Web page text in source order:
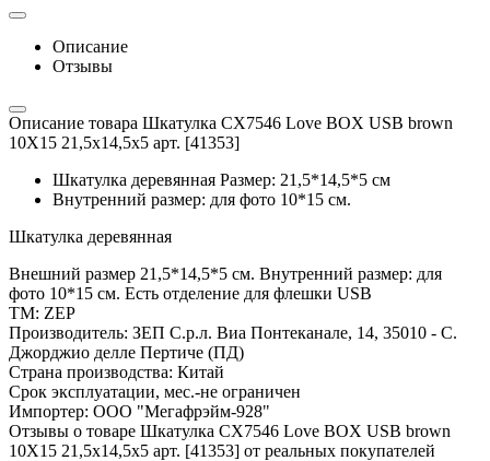
Описание
Отзывы
Описание товара Шкатулка CX7546 Love BOX USB brown
10X15 21,5x14,5x5 арт. [41353]
Шкатулка деревянная Размер: 21,5*14,5*5 см
Внутренний размер: для фото 10*15 см.
Шкатулка деревянная
Внешний размер 21,5*14,5*5 см. Внутренний размер: для
фото 10*15 см. Есть отделение для флешки USB
ТМ: ZEP
Производитель: ЗЕП С.р.л. Виа Понтеканале, 14, 35010 - С.
Джорджио делле Пертиче (ПД)
Страна производства: Китай
Срок эксплуатации, мес.-не ограничен
Импортер: ООО "Мегафрэйм-928"
Отзывы о товаре Шкатулка CX7546 Love BOX USB brown
10X15 21,5x14,5x5 арт. [41353] от реальных покупателей